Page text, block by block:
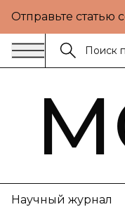
Отправьте статью
Научный журнал